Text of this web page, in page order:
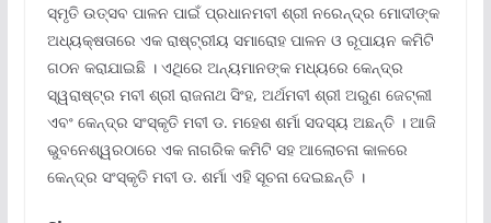
ସ୍ମୃତି ଉତ୍ସବ ପାଳନ ପାଇଁ ପ୍ରଧାନମବୀ ଶ୍ରୀ ନରେନ୍ଦ୍ର ମୋଦୀଙ୍କ
ଅଧ୍ୟକ୍ଷତାରେ ଏକ ରାଷ୍ଟ୍ରୀୟ ସମାରୋହ ପାଳନ ଓ ରୂପାୟନ କମିଟି
ଗଠନ କରାଯାଇଛି । ଏଥିରେ ଅନ୍ୟମାନଙ୍କ ମଧ୍ୟରେ କେନ୍ଦ୍ର
ସ୍ୱରାଷ୍ଟ୍ର ମବୀ ଶ୍ରୀ ରାଜନାଥ ସିଂହ, ଅର୍ଥମବୀ ଶ୍ରୀ ଅରୁଣ ଜେଟ୍ଲୀ
ଏବଂ କେନ୍ଦ୍ର ସଂସ୍କୃତି ମବୀ ଡ. ମହେଶ ଶର୍ମା ସଦସ୍ୟ ଅଛନ୍ତି । ଆଜି
ଭୁବନେଶ୍ୱରଠାରେ ଏକ ନାଗରିକ କମିଟି ସହ ଆଲୋଚନା କାଳରେ
କେନ୍ଦ୍ର ସଂସ୍କୃତି ମବୀ ଡ. ଶର୍ମା ଏହି ସୂଚନା ଦେଇଛନ୍ତି ।